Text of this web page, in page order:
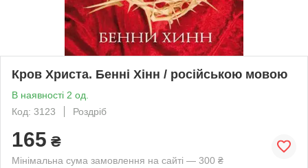
Кров Христа. Бенні Хінн / російською мовою
В наявності 2 од.
Код: 3123
Роздріб
165 ₴
Мінімальна сума замовлення на сайті — 300 ₴